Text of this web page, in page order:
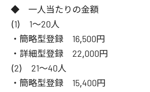
◆ 一人当たりの金額
(1) 1～20人
・簡略型登録 16,500円
・詳細型登録 22,000円
(2) 21～40人
・簡略型登録 15,400円